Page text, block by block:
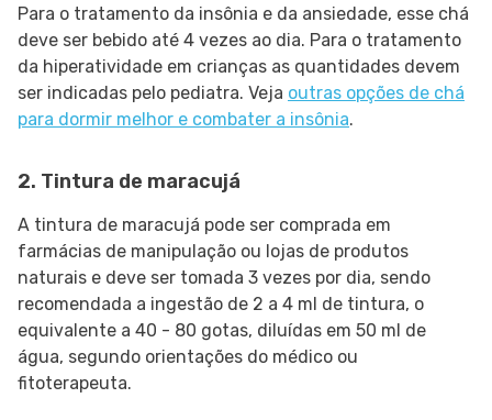
Para o tratamento da insônia e da ansiedade, esse chá
deve ser bebido até 4 vezes ao dia. Para o tratamento
da hiperatividade em crianças as quantidades devem
ser indicadas pelo pediatra. Veja outras opções de chá
para dormir melhor e combater a insônia.
2. Tintura de maracujá
A tintura de maracujá pode ser comprada em
farmácias de manipulação ou lojas de produtos
naturais e deve ser tomada 3 vezes por dia, sendo
recomendada a ingestão de 2 a 4 ml de tintura, o
equivalente a 40 - 80 gotas, diluídas em 50 ml de
água, segundo orientações do médico ou
fitoterapeuta.